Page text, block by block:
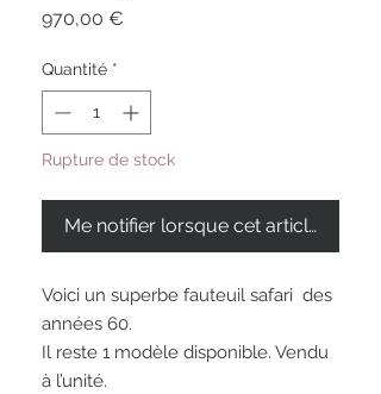
970,00 €
Quantité *
Rupture de stock
Me notifier lorsque cet article est
Voici un superbe fauteuil safari  des
années 60.
Il reste 1 modèle disponible. Vendu
à l’unité.